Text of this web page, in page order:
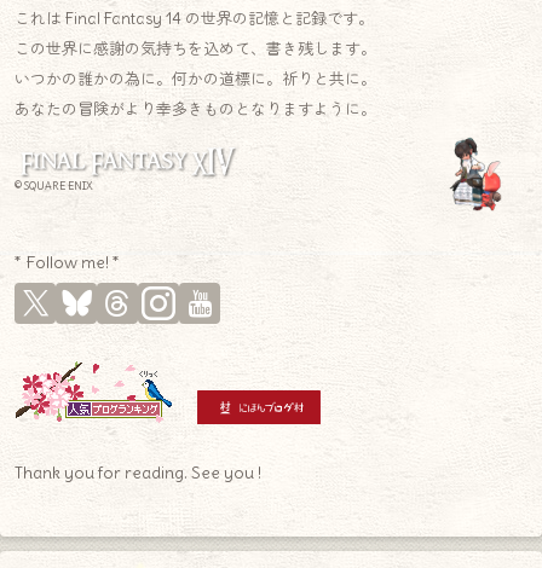
これは Final Fantasy 14 の世界の記憶と記録です。
この世界に感謝の気持ちを込めて、書き残します。
いつかの誰かの為に。何かの道標に。祈りと共に。
あなたの冒険がより幸多きものとなりますように。
© SQUARE ENIX
* Follow me! *
Thank you for reading. See you !